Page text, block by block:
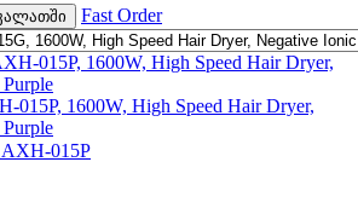
Fast Order
1600W, High Speed Hair Dryer,
AXH-015P